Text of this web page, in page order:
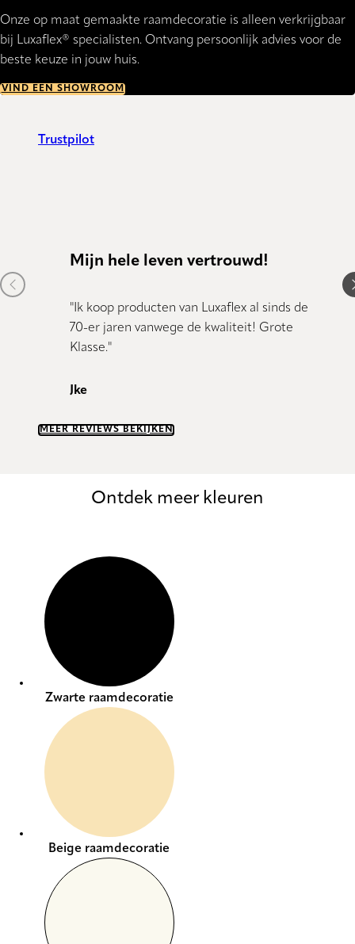
Onze op maat gemaakte raamdecoratie is alleen verkrijgbaar
bij Luxaflex® specialisten. Ontvang persoonlijk advies voor de
beste keuze in jouw huis.
VIND EEN SHOWROOM
Trustpilot
Mijn hele leven vertrouwd!
"Ik koop producten van Luxaflex al sinds de
70-er jaren vanwege de kwaliteit! Grote
Klasse."
Jke
MEER REVIEWS BEKIJKEN
Previous item
Ontdek meer kleuren
Zwarte raamdecoratie
Beige raamdecoratie